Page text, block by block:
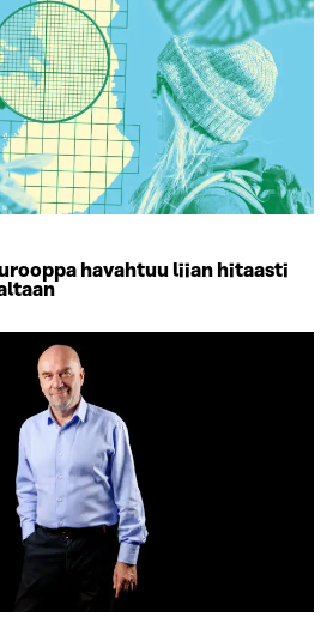
havahtuu liian hitaasti